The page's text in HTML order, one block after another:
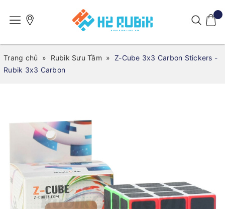
Trang chủ » Rubik Sưu Tầm » Z-Cube 3x3 Carbon Stickers -
Rubik 3x3 Carbon